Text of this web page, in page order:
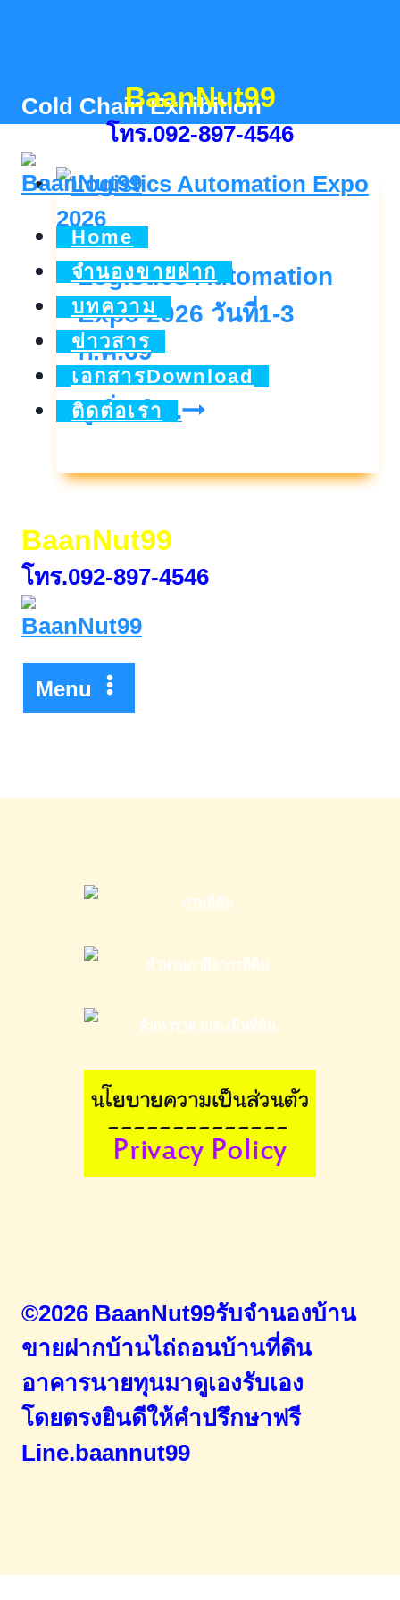
BaanNut99
โทร.092-897-4546
Home
จำนองขายฝาก
บทความ
ข่าวสาร
เอกสารDownload
ติดต่อเรา
BaanNut99
โทร.092-897-4546
Menu
Cold Chain Exhibition
Logistics Automation
Expo 2026 วันที่1-3
ก.ค.69
ดูเพิ่มเติม..Logistics
Expo
ที่1-
©2026 BaanNut99รับจำนองบ้าน
ขายฝากบ้านไถ่ถอนบ้านที่ดิน
อาคารนายทุนมาดูเองรับเอง
โดยตรงยินดีให้คำปรึกษาฟรี
Line.baannut99